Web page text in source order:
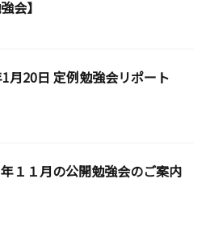
会】
月20日 定例勉強会リポート
１１月の公開勉強会のご案内